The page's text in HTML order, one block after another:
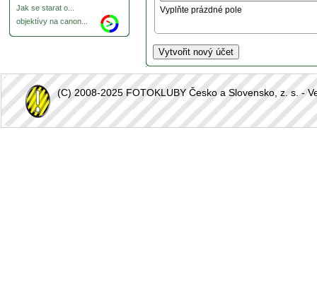
Jak se starat o...
objektívy na canon...
Vyplňte prázdné pole
(C) 2008-2025 FOTOKLUBY Česko a Slovensko, z. s. -